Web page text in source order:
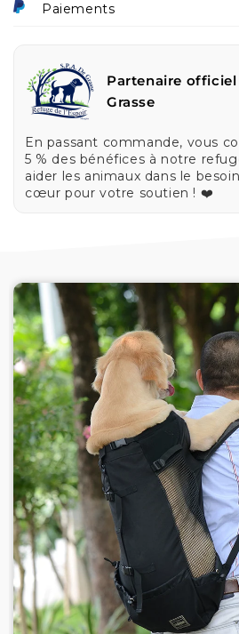
Paiements
Partenaire officiel
Grasse
En passant commande, vous
5 % des bénéfices à notre
aider les animaux dans le
cœur pour votre soutien ! ❤️